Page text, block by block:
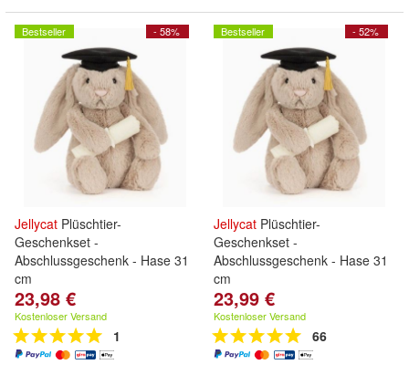
- 58%
Bestseller
Jellycat Plüschtier-
Geschenkset -
Abschlussgeschenk - Hase 31
cm
23,98 €
Kostenloser Versand
1
- 52%
Bestseller
Jellycat Plüschtier-
Geschenkset -
Abschlussgeschenk - Hase 31
cm
23,99 €
Kostenloser Versand
66